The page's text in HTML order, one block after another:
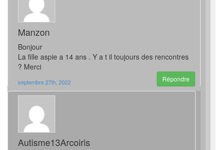
Manzon
Bonjour
La fille aspie a 14 ans . Y a t il toujours des rencontres
? Merci
septembre 27th, 2022 Répondre
Autisme13Arcoiris